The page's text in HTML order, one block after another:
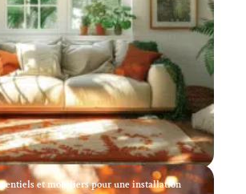
et mobiliers pour une installation